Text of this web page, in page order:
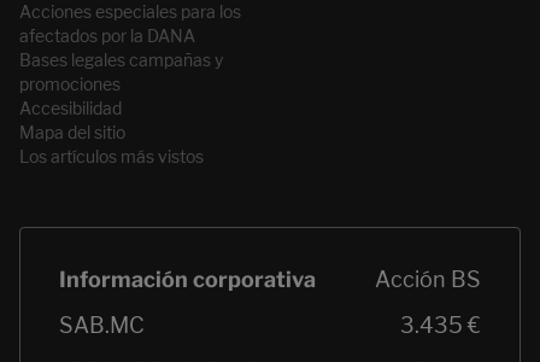
Acciones especiales para los
afectados por la DANA
Bases legales campañas y
promociones
Accesibilidad
Mapa del sitio
Los artículos más vistos